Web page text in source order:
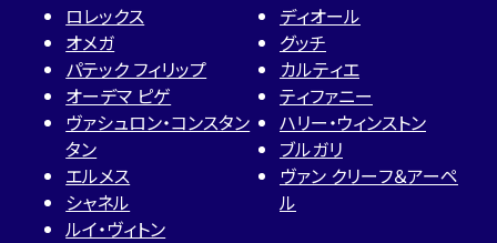
ロレックス
オメガ
パテック フィリップ
オーデマ ピゲ
ヴァシュロン・コンスタン
タン
エルメス
シャネル
ルイ・ヴィトン
ディオール
グッチ
カルティエ
ティファニー
ハリー・ウィンストン
ブルガリ
ヴァン クリーフ＆アーペ
ル